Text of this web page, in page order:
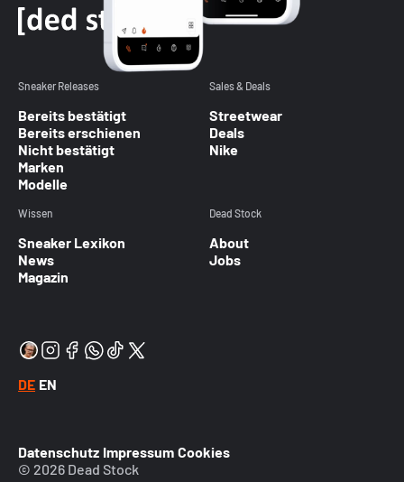
Sneaker Releases
Bereits bestätigt
Bereits erschienen
Nicht bestätigt
Marken
Modelle
Sales & Deals
Streetwear
Deals
Nike
Wissen
Sneaker Lexikon
News
Magazin
Dead Stock
About
Jobs
DE EN
Datenschutz Impressum Cookies
© 2026 Dead Stock